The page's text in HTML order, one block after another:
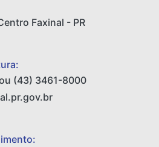
Faxinal - PR
(43) 3461-8000